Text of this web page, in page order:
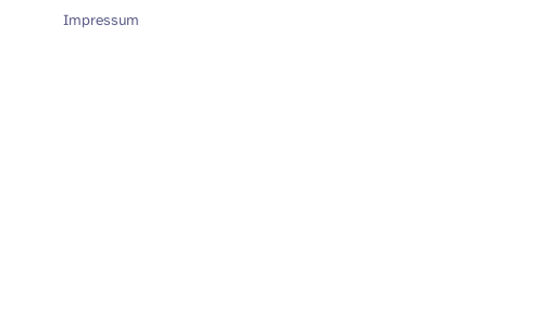
Impressum